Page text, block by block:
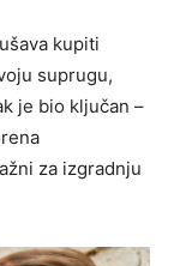
kupiti
suprugu,
je bio ključan –
za izgradnju